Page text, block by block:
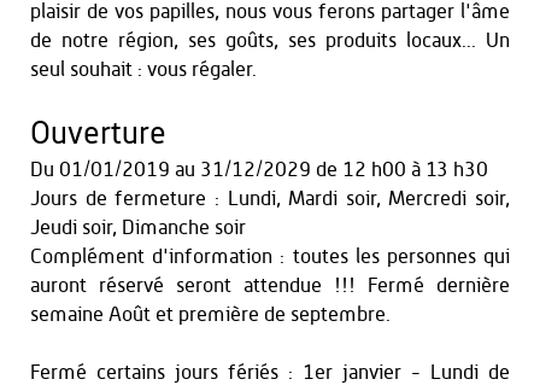
plaisir de vos papilles, nous vous ferons partager l'âme
de notre région, ses goûts, ses produits locaux... Un
seul souhait : vous régaler.
Ouverture
Du 01/01/2019 au 31/12/2029 de 12 h00 à 13 h30
Jours de fermeture : Lundi, Mardi soir, Mercredi soir,
Jeudi soir, Dimanche soir
Complément d'information : toutes les personnes qui
auront réservé seront attendue !!! Fermé dernière
semaine Août et première de septembre.
Fermé certains jours fériés : 1er janvier - Lundi de